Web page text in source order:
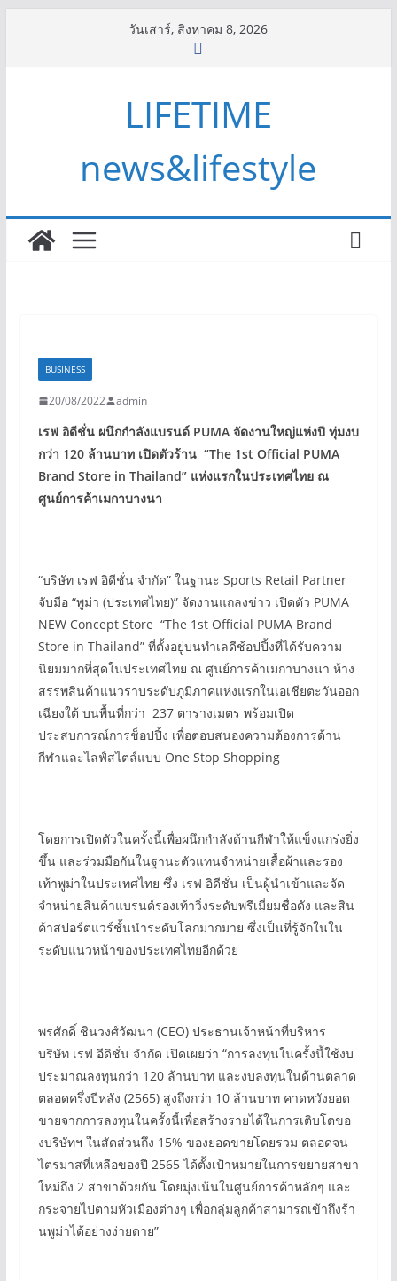
วันเสาร์, สิงหาคม 8, 2026
LIFETIME
news&lifestyle
BUSINESS
20/08/2022 admin
เรฟ อิดีชั่น ผนึกกำลังแบรนด์ PUMA จัดงานใหญ่แห่งปี ทุ่มงบ
กว่า 120ล้านบาท เปิดตัวร้าน “The 1st Official PUMA
Brand Store in Thailand” แห่งแรกในประเทศไทย ณ
ศูนย์การค้าเมกาบางนา
“บริษัท เรฟ อิดีชั่น จำกัด” ในฐานะ Sports Retail Partner
จับมือ “พูม่า (ประเทศไทย)” จัดงานแถลงข่าว เปิดตัว PUMA
NEW Concept Store “The 1st Official PUMA Brand
Store in Thailand” ที่ตั้งอยู่บนทำเลดีช้อปปิ้งที่ได้รับความ
นิยมมากที่สุดในประเทศไทย ณ ศูนย์การค้าเมกาบางนา ห้าง
สรรพสินค้าแนวราบระดับภูมิภาคแห่งแรกในเอเชียตะวันออก
เฉียงใต้ บนพื้นที่กว่า 237 ตารางเมตร พร้อมเปิด
ประสบการณ์การช็อปปิ้ง เพื่อตอบสนองความต้องการด้าน
กีฬาและไลฟ์สไตล์แบบ One Stop Shopping
โดยการเปิดตัวในครั้งนี้เพื่อผนึกกำลังด้านกีฬาให้แข็งแกร่งยิ่ง
ขึ้น และร่วมมือกันในฐานะตัวแทนจำหน่ายเสื้อผ้าและรอง
เท้าพูม่าในประเทศไทย ซึ่ง เรฟ อิดีชั่น เป็นผู้นำเข้าและจัด
จำหน่ายสินค้าแบรนด์รองเท้าวิ่งระดับพรีเมี่ยมชื่อดัง และสิน
ค้าสปอร์ตแวร์ชั้นนำระดับโลกมากมาย ซึ่งเป็นที่รู้จักในใน
ระดับแนวหน้าของประเทศไทยอีกด้วย
พรศักดิ์ ชินวงศ์วัฒนา (CEO) ประธานเจ้าหน้าที่บริหาร
บริษัท เรฟ อีดิชั่น จำกัด เปิดเผยว่า “การลงทุนในครั้งนี้ใช้งบ
ประมาณลงทุนกว่า 120 ล้านบาท และงบลงทุนในด้านตลาด
ตลอดครึ่งปีหลัง (2565) สูงถึงกว่า 10 ล้านบาท คาดหวังยอด
ขายจากการลงทุนในครั้งนี้เพื่อสร้างรายได้ในการเติบโตขอ
งบริษัทฯ ในสัดส่วนถึง 15% ของยอดขายโดยรวม ตลอดจน
ไตรมาสที่เหลือของปี 2565 ได้ตั้งเป้าหมายในการขยายสาขา
ใหม่ถึง 2 สาขาด้วยกัน โดยมุ่งเน้นในศูนย์การค้าหลักๆ และ
กระจายไปตามหัวเมืองต่างๆ เพื่อกลุ่มลูกค้าสามารถเข้าถึงร้า
นพูม่าได้อย่างง่ายดาย”